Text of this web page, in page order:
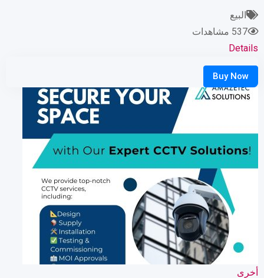
البيع
537 مشاهدات
Details
أخرى